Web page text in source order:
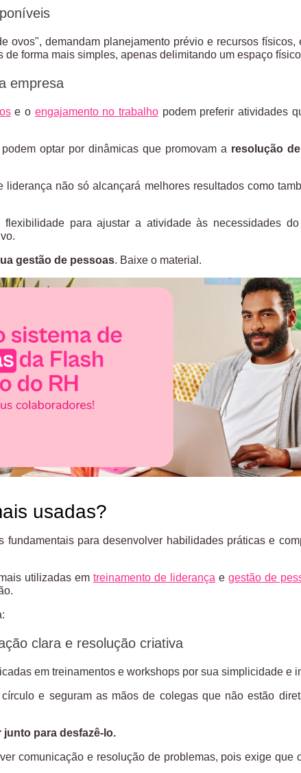
ovos", demandam planejamento prévio e recursos físicos,
forma mais simples, apenas delimitando um espaço
empresa
e o engajamento no trabalho podem preferir atividades
optar por dinâmicas que promovam a resolução
não só alcançará melhores resultados como
para ajustar a atividade às necessidades
gestão de pessoas. Baixe o material.
usadas?
fundamentais para desenvolver habilidades práticas e
utilizadas em treinamento de liderança e gestão de
clara e resolução criativa
em treinamentos e workshops por sua simplicidade e
e seguram as mãos de colegas que não estão
para desfazê-lo.
comunicação e resolução de problemas, pois exige que